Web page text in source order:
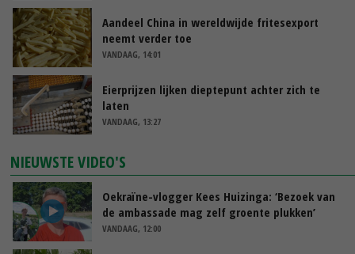
Aandeel China in wereldwijde fritesexport
neemt verder toe
VANDAAG, 14:01
Eierprijzen lijken dieptepunt achter zich te
laten
VANDAAG, 13:27
NIEUWSTE VIDEO'S
Oekraïne-vlogger Kees Huizinga: ‘Bezoek van
de ambassade mag zelf groente plukken’
VANDAAG, 12:00